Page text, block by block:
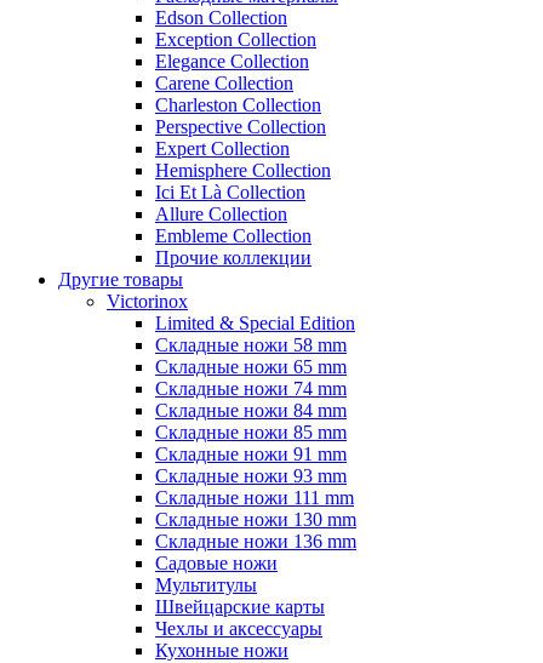
Edson Collection
Exception Collection
Elegance Collection
Carene Collection
Charleston Collection
Perspective Collection
Expert Collection
Hemisphere Collection
Ici Et Là Collection
Allure Collection
Embleme Collection
Прочие коллекции
Другие товары
Victorinox
Limited & Special Edition
Складные ножи 58 mm
Складные ножи 65 mm
Складные ножи 74 mm
Складные ножи 84 mm
Складные ножи 85 mm
Складные ножи 91 mm
Складные ножи 93 mm
Складные ножи 111 mm
Складные ножи 130 mm
Складные ножи 136 mm
Садовые ножи
Мультитулы
Швейцарские карты
Чехлы и аксессуары
Кухонные ножи